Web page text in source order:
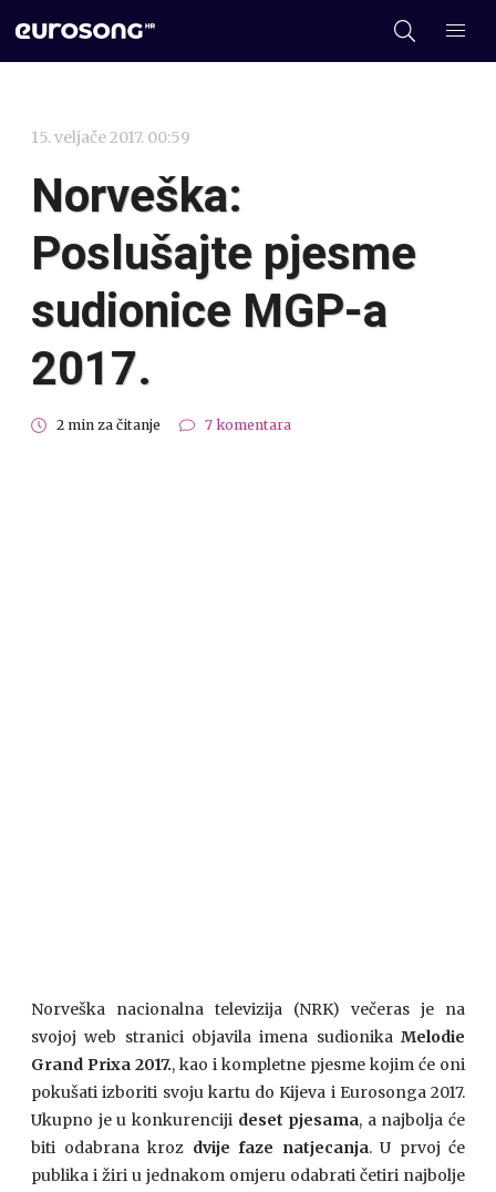
15. veljače 2017. 00:59
Norveška:
Poslušajte pjesme
sudionice MGP-a
2017.
2 min za čitanje 7 komentara
Norveška nacionalna televizija (NRK) večeras je na
svojoj web stranici objavila imena sudionika Melodie
Grand Prixa 2017., kao i kompletne pjesme kojim će oni
pokušati izboriti svoju kartu do Kijeva i Eurosonga 2017.
Ukupno je u konkurenciji deset pjesama, a najbolja će
biti odabrana kroz dvije faze natjecanja. U prvoj će
publika i žiri u jednakom omjeru odabrati četiri najbolje